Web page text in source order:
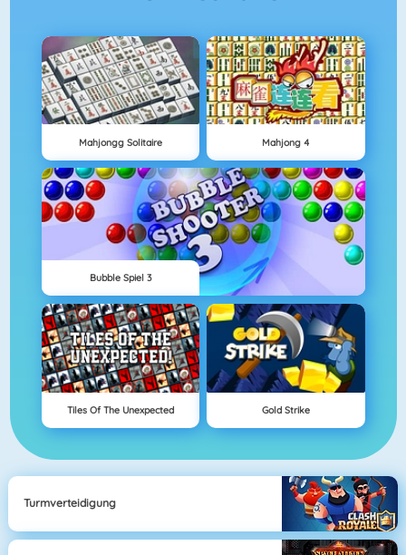
Mahjongg Solitaire Mahjong 4
Bubble Spiel 3
Tiles Of The Unexpected Gold Strike
Turmverteidigung